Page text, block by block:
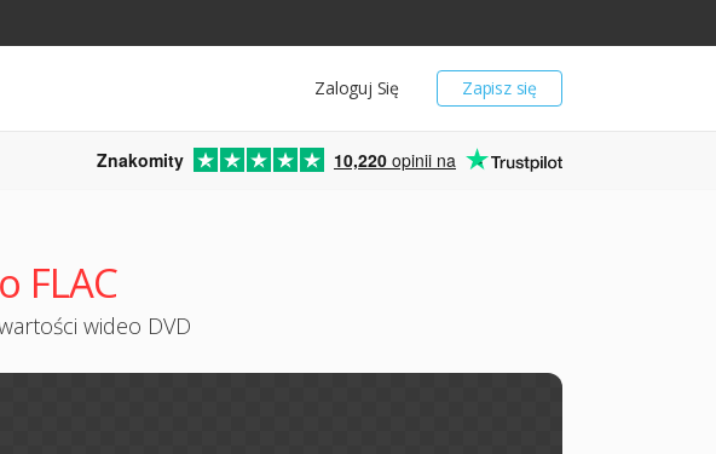
Zapisz się
Zaloguj Się
Znakomity 10,220 opinii na
FLAC
wideo DVD